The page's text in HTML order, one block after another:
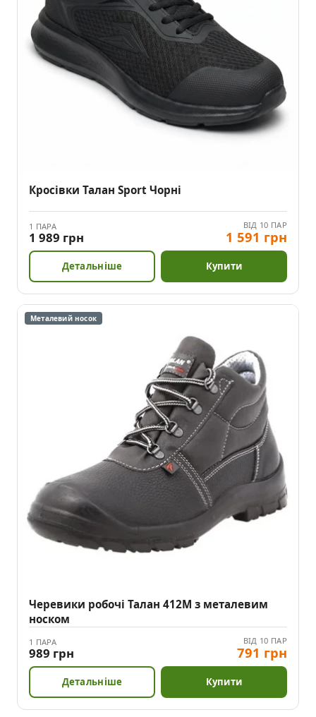
Кросівки Талан Sport Чорні
1 ПАРА
1 989 грн
ВІД 10 ПАР
1 591 грн
Детальніше Купити
Металевий носок
Черевики робочі Талан 412М з металевим
носком
1 ПАРА
989 грн
ВІД 10 ПАР
791 грн
Детальніше Купити